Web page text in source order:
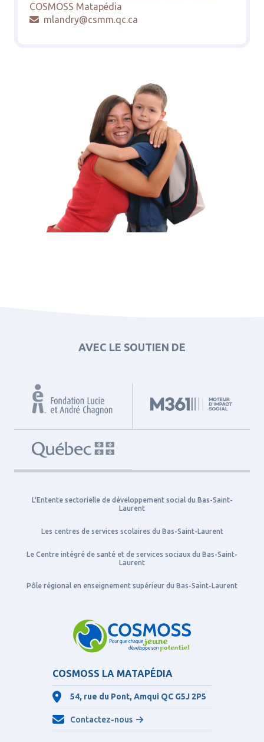
COSMOSS Matapédia
mlandry@csmm.qc.ca
AVEC LE SOUTIEN DE
L'Entente sectorielle de développement social du Bas-Saint-
Laurent
Les centres de services scolaires du Bas-Saint-Laurent
Le Centre intégré de santé et de services sociaux du Bas-Saint-
Laurent
Pôle régional en enseignement supérieur du Bas-Saint-Laurent
COSMOSS LA MATAPÉDIA
54, rue du Pont, Amqui QC G5J 2P5
Contactez-nous